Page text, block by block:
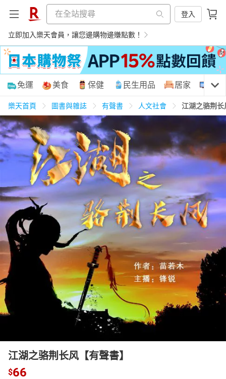
登入
立即加入樂天會員，讓您邊購物邊賺點數！
購物網分類
天天免運 美食蛋糕 養生保健 民生用品
居家生活 3C家電 運動休閒 親子玩具
女裝 男裝 化妝保養 情趣用品
日本購物 電子/紙本書
HOT
免運 美食 保健 民生用品 居家 3C
樂天首頁 圖書與雜誌 有聲書 人文社會 江湖之骆荆
江湖之骆荆长风【有聲書】
$66